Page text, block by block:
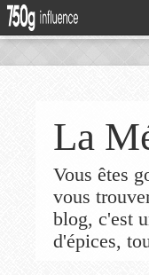
La
Vous êtes
vous
blog, c'est
d'épices,